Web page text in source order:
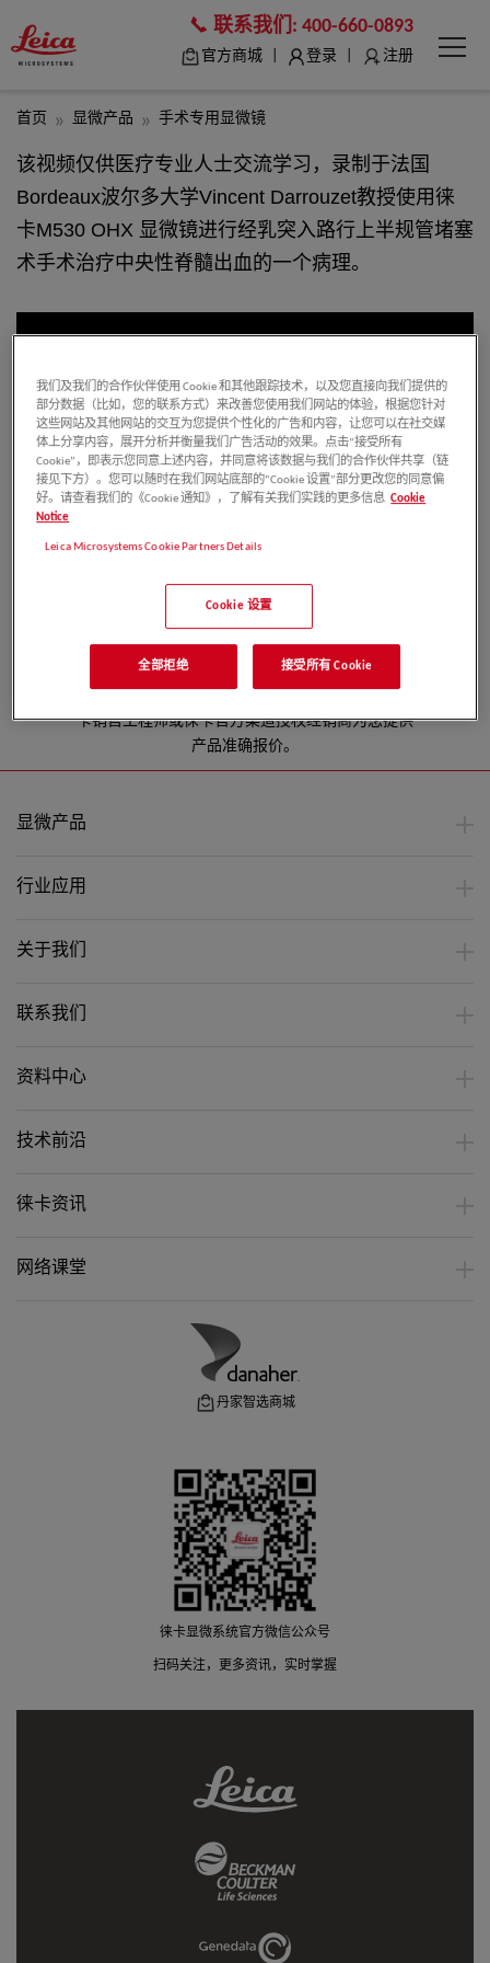
联系我们: 400-660-0893
官方商城 登录 注册
首页 显微产品 手术专用显微镜
该视频仅供医疗专业人士交流学习，录制于法国
Bordeaux波尔多大学Vincent Darrouzet教授使用徕
卡M530 OHX 显微镜进行经乳突入路行上半规管堵塞
术手术治疗中央性脊髓出血的一个病理。
卡销售工程师或徕卡官方渠道授权经销商为您提供
产品准确报价。
显微产品
行业应用
关于我们
联系我们
资料中心
技术前沿
徕卡资讯
网络课堂
丹家智选商城
徕卡显微系统官方微信公众号
扫码关注，更多资讯，实时掌握
Leica
Link
Coulter
Link
Genedata
我们及我们的合作伙伴使用 Cookie 和其他跟踪技术，以及您直接向我们提供的
部分数据（比如，您的联系方式）来改善您使用我们网站的体验，根据您针对
这些网站及其他网站的交互为您提供个性化的广告和内容，让您可以在社交媒
体上分享内容，展开分析并衡量我们广告活动的效果。点击“接受所有
Cookie”，即表示您同意上述内容，并同意将该数据与我们的合作伙伴共享（链
接见下方）。您可以随时在我们网站底部的“Cookie 设置”部分更改您的同意偏
好。请查看我们的《Cookie 通知》，了解有关我们实践的更多信息 Cookie
Notice
Leica Microsystems Cookie Partners Details
Cookie 设置
全部拒绝 接受所有 Cookie